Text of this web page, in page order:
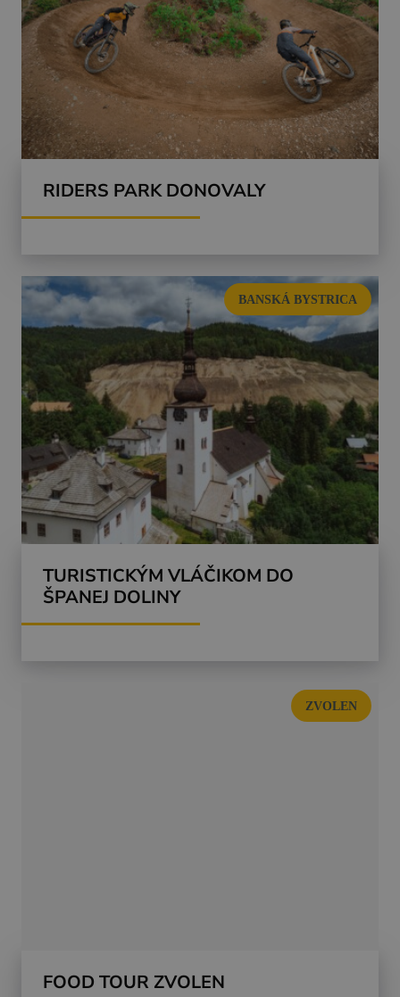
RIDERS PARK DONOVALY
BANSKÁ BYSTRICA
TURISTICKÝM VLÁČIKOM DO
ŠPANEJ DOLINY
ZVOLEN
FOOD TOUR ZVOLEN